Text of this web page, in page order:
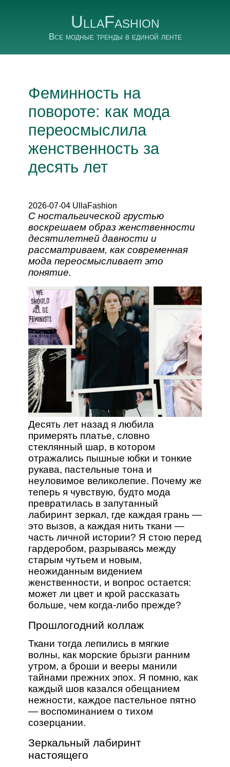
UllaFashion
Все модные тренды в единой ленте
Феминность на
повороте: как мода
переосмыслила
женственность за
десять лет
2026-07-04 UllaFashion
С ностальгической грустью
воскрешаем образ женственности
десятилетней давности и
рассматриваем, как современная
мода переосмысливает это
понятие.
Десять лет назад я любила
примерять платье, словно
стеклянный шар, в котором
отражались пышные юбки и тонкие
рукава, пастельные тона и
неуловимое великолепие. Почему же
теперь я чувствую, будто мода
превратилась в запутанный
лабиринт зеркал, где каждая грань —
это вызов, а каждая нить ткани —
часть личной истории? Я стою перед
гардеробом, разрываясь между
старым чутьем и новым,
неожиданным видением
женственности, и вопрос остается:
может ли цвет и крой рассказать
больше, чем когда-либо прежде?
Прошлогодний коллаж
Ткани тогда лепились в мягкие
волны, как морские брызги ранним
утром, а броши и вееры манили
тайнами прежних эпох. Я помню, как
каждый шов казался обещанием
нежности, каждое пастельное пятно
— воспоминанием о тихом
созерцании.
Зеркальный лабиринт
настоящего